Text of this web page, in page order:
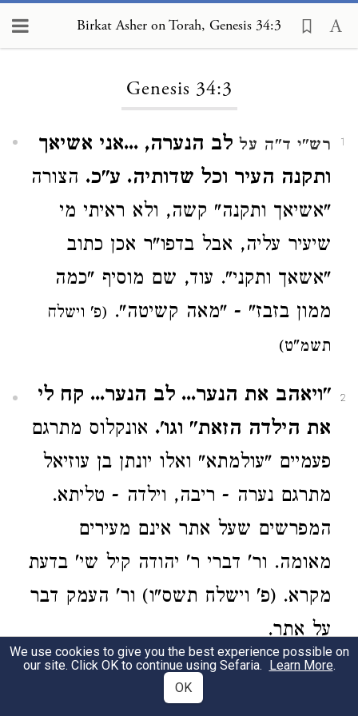
Birkat Asher on Torah, Genesis 34:3
Genesis 34:3
1 רש"י ד"ה על לב הנערה, ...אני אשיאך
ותקנה העיר וכל שדותיה. ע"כ. הצורה
"אשיאך ותקנה" קשה, ולא ראיתי מי
שיעיר עליה, אבל בדפו"ר אכן כתוב
"אשאך ותקני". עוד, שם מוסיף "כמה
ממון בזבז" - "מאה קשיטה". (פ' וישלח
תשמ"ט)
2
"ויאהב את הנער... לב הנער... קח לי
את הילדה הזאת" וגו'. אונקלוס מתרגם
פעמיים "עולמתא" ואלו יונתן בן עוזיאל
מתרגם נערה - ריבה, וילדה - טליתא.
המפרשים שעל אתר אינם מעירים
מאומה. ור' דברי ר' יהודה קיל שי' בדעת
מקרא. (פ' וישלח תשס"ו) ור' העמק דבר
על אתר.
Genesis 34:5
We use cookies to give you the best experience possible on
our site. Click OK to continue using Sefaria. Learn More.
OK